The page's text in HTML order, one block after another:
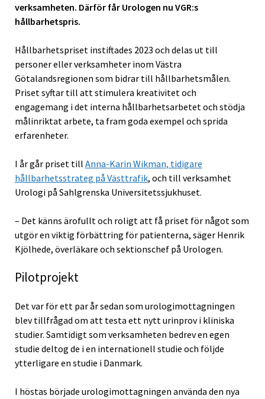
verksamheten. Därför får Urologen nu VGR:s
hållbarhetspris.
Hållbarhetspriset instiftades 2023 och delas ut till
personer eller verksamheter inom Västra
Götalandsregionen som bidrar till hållbarhetsmålen.
Priset syftar till att stimulera kreativitet och
engagemang i det interna hållbarhetsarbetet och stödja
målinriktat arbete, ta fram goda exempel och sprida
erfarenheter.
I år går priset till Anna-Karin Wikman, tidigare
hållbarhetsstrateg på Västtrafik, och till verksamhet
Urologi på Sahlgrenska Universitetssjukhuset.
– Det känns ärofullt och roligt att få priset för något som
utgör en viktig förbättring för patienterna, säger Henrik
Kjölhede, överläkare och sektionschef på Urologen.
Pilotprojekt
Det var för ett par år sedan som urologimottagningen
blev tillfrågad om att testa ett nytt urinprov i kliniska
studier. Samtidigt som verksamheten bedrev en egen
studie deltog de i en internationell studie och följde
ytterligare en studie i Danmark.
I höstas började urologimottagningen använda den nya